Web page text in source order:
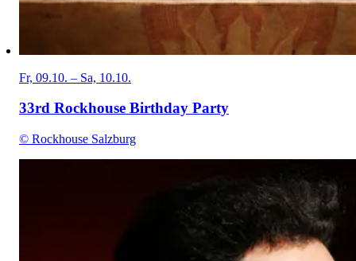
Fr, 09.10. – Sa, 10.10.
33rd Rockhouse Birthday Party
© Rockhouse Salzburg